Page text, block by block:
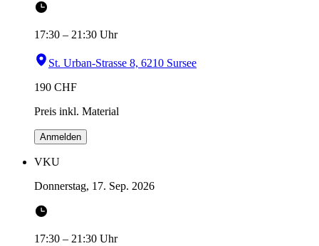
17:30 – 21:30 Uhr
St. Urban-Strasse 8, 6210 Sursee
190 CHF
Preis inkl. Material
Anmelden
VKU
Donnerstag, 17. Sep. 2026
17:30 – 21:30 Uhr